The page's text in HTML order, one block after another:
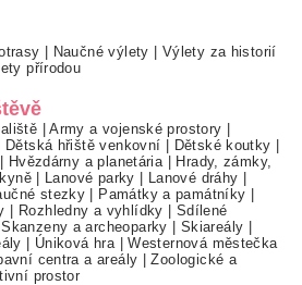
Naučné výlety
Výlety za historií
přírodou
|Army a vojenské prostory
Dětská hřiště venkovní Dětské koutky
Hvězdárny a planetária
Hrady, zámky,
| Lanové parky Lanové dráhy
stezky Památky a památníky
Rozhledny a vyhlídky
Sdílené
Skanzeny a archeoparky Skiareály
Úniková hra |Westernová městečka
centra a areály |Zoologické a
prostor